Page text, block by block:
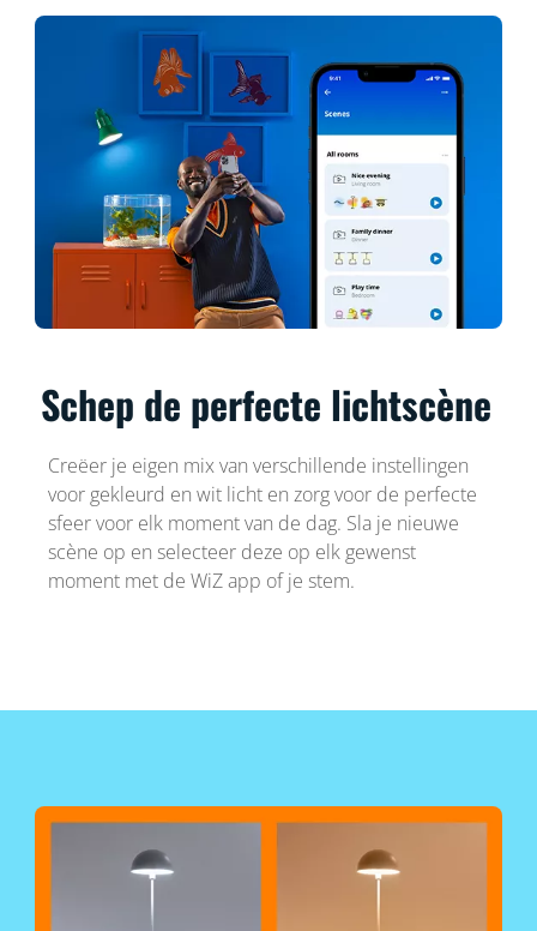
Schep de perfecte lichtscène
Creëer je eigen mix van verschillende instellingen
voor gekleurd en wit licht en zorg voor de perfecte
sfeer voor elk moment van de dag. Sla je nieuwe
scène op en selecteer deze op elk gewenst
moment met de WiZ app of je stem.